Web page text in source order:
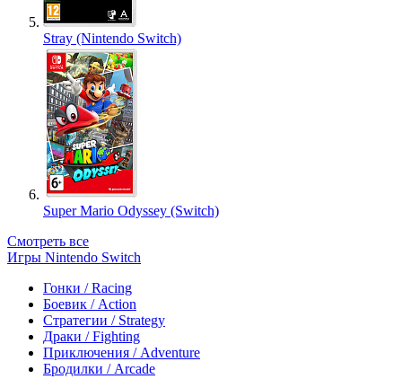
Stray (Nintendo Switch)
Super Mario Odyssey (Switch)
Смотреть все
Игры Nintendo Switch
Гонки / Racing
Боевик / Action
Стратегии / Strategy
Драки / Fighting
Приключения / Adventure
Бродилки / Arcade